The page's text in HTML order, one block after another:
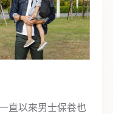
直以來男士保養也